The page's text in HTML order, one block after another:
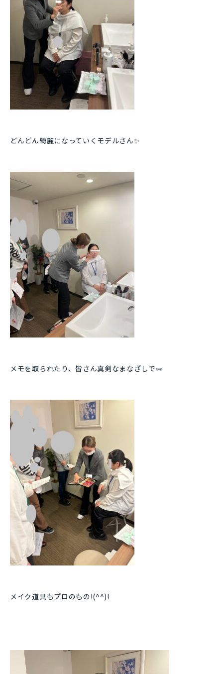
どんどん綺麗になっていくモデルさん✨
メモを取られたり、皆さん真剣なまなざしで👀
メイク道具もプロのもの!(^^)!